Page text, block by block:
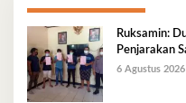
Ruksamin:
Penjarakan
6 Agustus 2026